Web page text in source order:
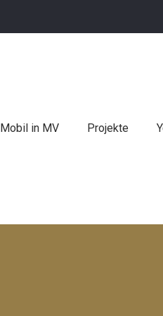
Mobil in MV Projekte